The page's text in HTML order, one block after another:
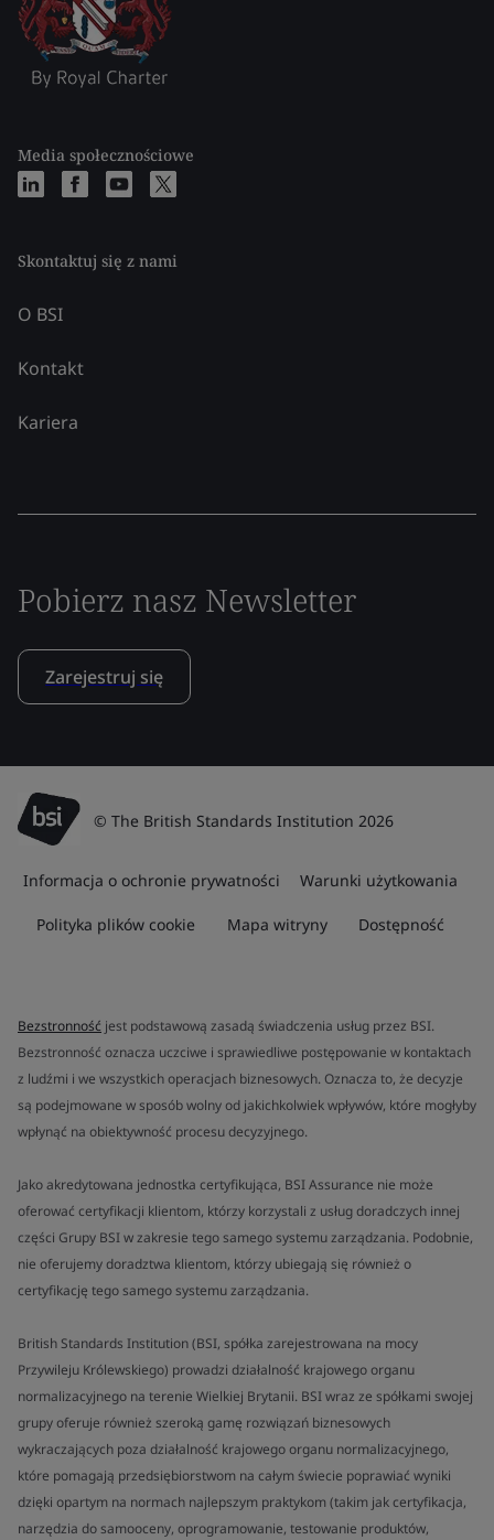
Media społecznościowe
Skontaktuj się z nami
O BSI
Kontakt
Kariera
Pobierz nasz Newsletter
Zarejestruj się
© The British Standards Institution 2026
Informacja o ochronie prywatności Warunki użytkowania
Polityka plików cookie Mapa witryny Dostępność
Bezstronność jest podstawową zasadą świadczenia usług przez BSI.
Bezstronność oznacza uczciwe i sprawiedliwe postępowanie w kontaktach
z ludźmi i we wszystkich operacjach biznesowych. Oznacza to, że decyzje
są podejmowane w sposób wolny od jakichkolwiek wpływów, które mogłyby
wpłynąć na obiektywność procesu decyzyjnego.
Jako akredytowana jednostka certyfikująca, BSI Assurance nie może
oferować certyfikacji klientom, którzy korzystali z usług doradczych innej
części Grupy BSI w zakresie tego samego systemu zarządzania. Podobnie,
nie oferujemy doradztwa klientom, którzy ubiegają się również o
certyfikację tego samego systemu zarządzania.
British Standards Institution (BSI, spółka zarejestrowana na mocy
Przywileju Królewskiego) prowadzi działalność krajowego organu
normalizacyjnego na terenie Wielkiej Brytanii. BSI wraz ze spółkami swojej
grupy oferuje również szeroką gamę rozwiązań biznesowych
wykraczających poza działalność krajowego organu normalizacyjnego,
które pomagają przedsiębiorstwom na całym świecie poprawiać wyniki
dzięki opartym na normach najlepszym praktykom (takim jak certyfikacja,
narzędzia do samooceny, oprogramowanie, testowanie produktów,